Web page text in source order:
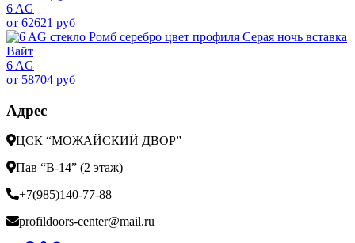
6 AG
от 62621 руб
6 AG
от 58704 руб
Адрес
ЦСК “МОЖАЙСКИЙ ДВОР”
Пав “В-14” (2 этаж)
+7(985)140-77-88
profildoors-center@mail.ru